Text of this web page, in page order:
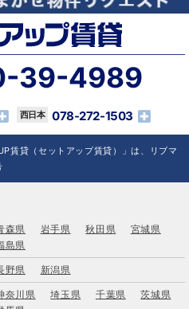
39-4989
078-272-1503
賃貸（セットアップ賃貸）」は、リブマ
森県 岩手県 秋田県
宮城県
島県
野県 新潟県
奈川県 埼玉県 千葉県
茨城県